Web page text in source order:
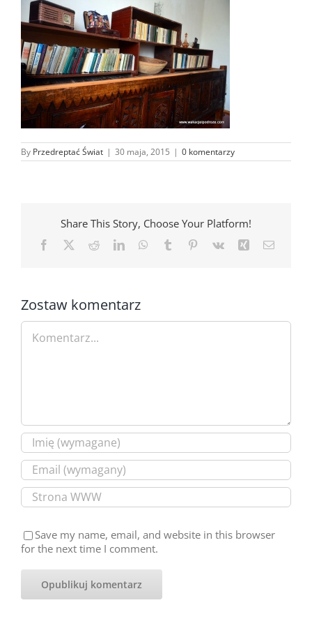
By Przedreptać Świat | 30 maja, 2015 | 0 komentarzy
Share This Story, Choose Your Platform!
Facebook RedditLinkedInWhatsApp
Tumblr Pinterest
Vk Xing Email
Zostaw komentarz
Comment
Save my name, email, and website in this browser
for the next time I comment.